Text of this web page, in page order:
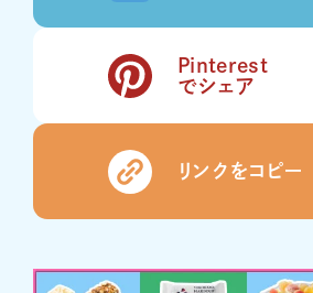
Pinterest
でシェア
リンクをコピー